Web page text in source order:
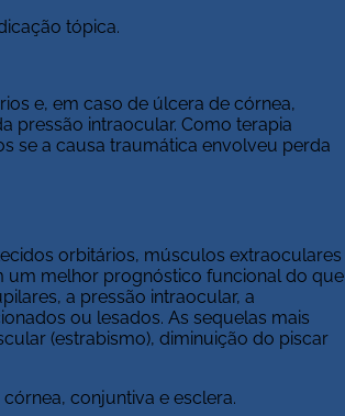
tópica.
e, em caso de úlcera de córnea,
pressão intraocular. Como terapia
se a causa traumática envolveu perda
orbitários, músculos extraoculares
um melhor prognóstico funcional do que
a pressão intraocular, a
ou lesados. As sequelas mais
(estrabismo), diminuição do piscar
conjuntiva e esclera.